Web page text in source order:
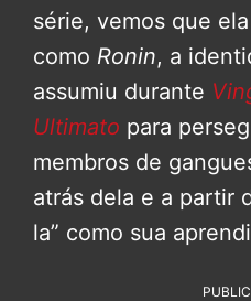
série, vemos que
como Ronin, a
assumiu durante
Ultimato para
membros de
atrás dela e a partir
la” como sua